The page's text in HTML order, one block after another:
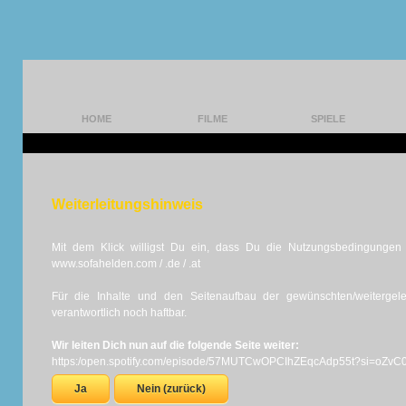
HOME FILME SPIELE
Weiterleitungshinweis
Mit dem Klick willigst Du ein, dass Du die
www.sofahelden.com / .de / .at
Für die Inhalte und den Seitenaufbau der gewünschten/
verantwortlich noch haftbar.
Wir leiten Dich nun auf die folgende Seite weiter:
https:/open.spotify.com/episode/
Ja Nein (zurück)